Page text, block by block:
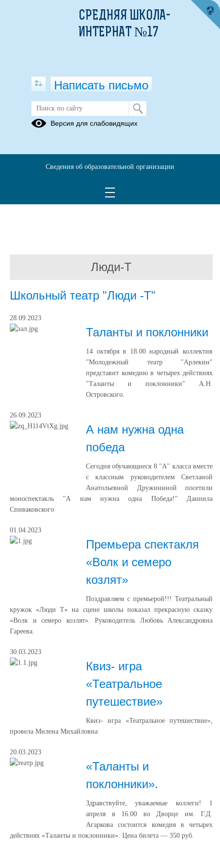
Люди-Т
Школьный театр "Люди -Т"
28.09.2023
Таланты и поклонники
14 октября в 18.00 народный коллектив
"Молодежный театр "Арлекин"
представит комедию в четырех действиях
"Таланты и поклонники" А.Н.
Островского.
26.09.2023
А нам нужна одна
победа
Сегодня обучающиеся 8 "А" класса вместе
с классным руководителем Светланой
Анатольевной Дружининой посетили
моноспектакль "А нам нужна одна Победа!" Даниила
Спиваковского
01.04.2023
Премьера спектакля
«Волк и семеро
козлят»
Поздравляем с премьерой!!! Театральный
кружок «Люди Т» на сцене школы показал прекрасную сказку
«Волк и семеро козлят». Руководитель Любовь Александровна
Гареева.
30.03.2023
Квиз- игра
«Театральное
путешествие»
Квиз- игра «Театральное путешествие»,
провела Милена Михайловна
20.03.2023
«Таланты и
поклонники».
Здравствуйте, уважаемые коллеги! 1
апреля в 16.00 во Дворце им. Г.Д.
Агаркова состоится комедия в четырех
действиях «Таланты и поклонники». Цена билета — 350 руб.
СРЕДНЯЯ ШКОЛА-
ИНТЕРНАТ №17
Написать письмо
Версия для слабовидящих
Сведения об образовательной организации